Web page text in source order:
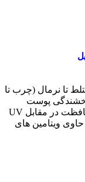
تا نرمال (چرب تا
و درخشندگی پوست
حاوی گلیسیرین برای حفظ رطوبت پوست محافظت در مقابل UV
ویتامین های